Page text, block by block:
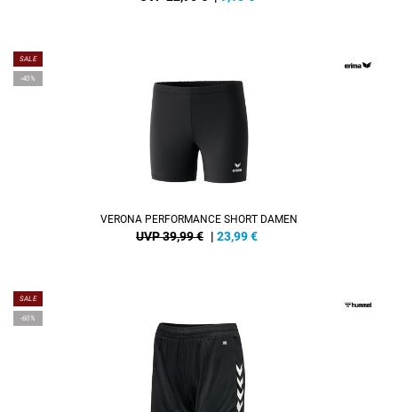
SALE
-40%
VERONA PERFORMANCE SHORT DAMEN
UVP 39,99 € | 23,99€
SALE
-60%